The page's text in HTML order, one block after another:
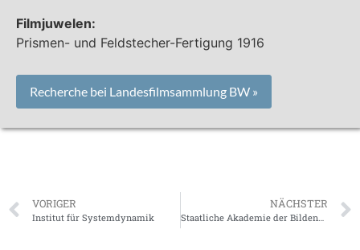
Filmjuwelen:
Prismen- und Feldstecher-Fertigung 1916
Recherche bei Landesfilmsammlung BW »
VORIGER
Institut für Systemdynamik
NÄCHSTER
Staatliche Akademie der Bildenden Künste Stuttgart